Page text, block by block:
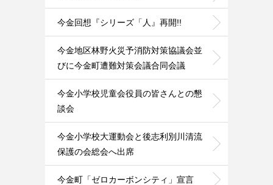
今金回想『シリーズ「人』再開!!
今金地区林野火災予消防対策協議会並
びに今金町遭難対策会議合同会議
今金小学校児童会役員の皆さんとの懇
談会
今金小学校大運動会と後志利別川清流
保護の会総会へ出席
今金町「ゼロカーボンシティ」宣言